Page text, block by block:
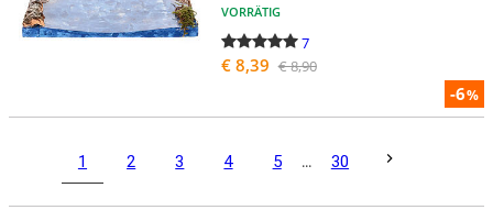
-6%
VORRÄTIG
7
€ 8,39 € 8,90
1 2 3 4 5 ... 30